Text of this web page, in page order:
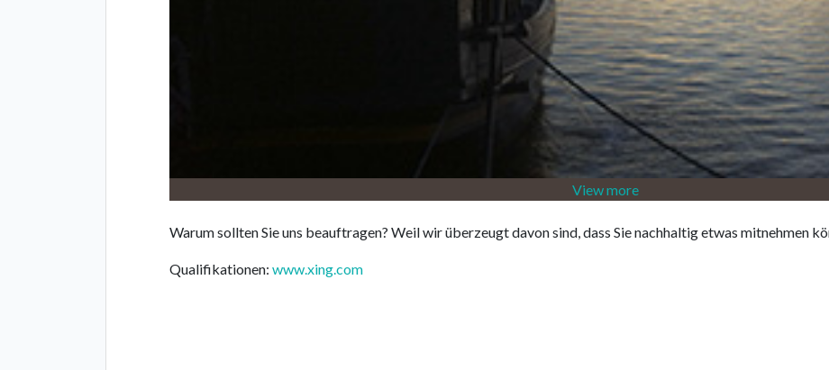
View more
Warum sollten Sie uns beauftragen? Weil wir überzeugt davon sind, dass Sie nachhaltig etwas mitnehmen
Qualifikationen: www.xing.com